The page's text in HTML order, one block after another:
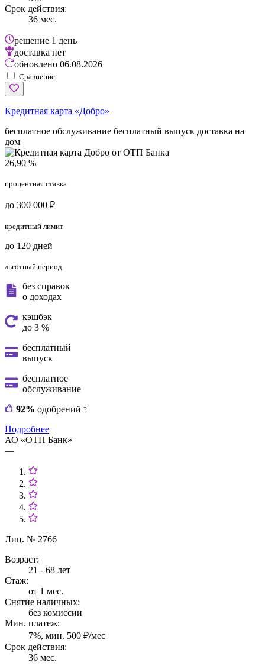
Срок действия:
36 мес.
решение 1 день
доставка нет
обновлено 06.08.2026
Сравнение
Кредитная карта «Добро»
бесплатное обслуживание бесплатный выпуск доставка на
дом
26,90 %
процентная ставка
до 300 000 ₽
кредитный лимит
до 120 дней
льготный период
без справок
о доходах
кэшбэк
до 3 %
бесплатный
выпуск
бесплатное
обслуживание
92% одобрений ?
Подробнее
АО «ОТП Банк»
—
Лиц. № 2766
Возраст:
21 - 68 лет
Стаж:
от 1 мес.
Снятие наличных:
без комиссии
Мин. платеж:
7%, мин. 500 ₽/мес
Срок действия:
36 мес.